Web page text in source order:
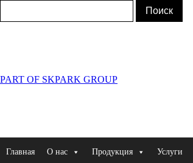
PART OF SKPARK GROUP
Главная О нас Продукция Услуги